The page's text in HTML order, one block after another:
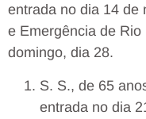
entrada no dia 14 de
e Emergência de
domingo, dia 28.
S. S., de 65
entrada no dia